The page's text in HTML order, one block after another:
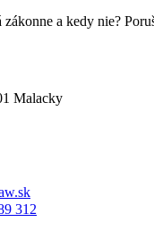
a kedy nie?
Malacky
312